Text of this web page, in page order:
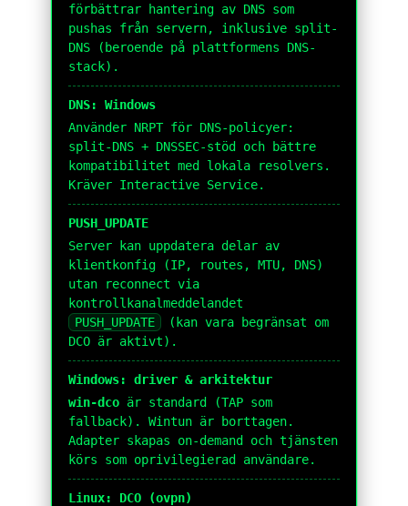
förbättrar hantering av DNS som
pushas från servern, inklusive split-
DNS (beroende på plattformens DNS-
stack).
DNS: Windows
Använder NRPT för DNS-policyer:
split-DNS + DNSSEC-stöd och bättre
kompatibilitet med lokala resolvers.
Kräver Interactive Service.
PUSH_UPDATE
Server kan uppdatera delar av
klientkonfig (IP, routes, MTU, DNS)
utan reconnect via
kontrollkanalmeddelandet
PUSH_UPDATE
(kan vara begränsat om
DCO är aktivt).
Windows: driver & arkitektur
win-dco är standard (TAP som
fallback). Wintun är borttagen.
Adapter skapas on-demand och tjänsten
körs som oprivilegierad användare.
Linux: DCO (ovpn)